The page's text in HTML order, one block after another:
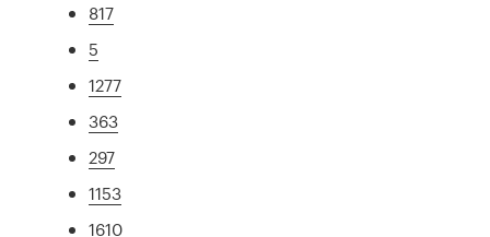
817
5
1277
363
297
1153
1610